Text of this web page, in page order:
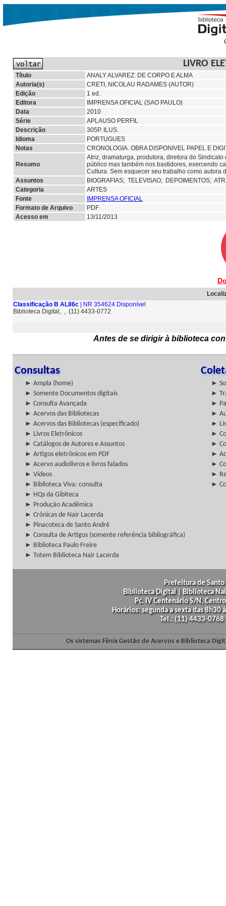
LIVRO
Título
ANALY ALVAREZ: DE CORPO E ALMA
Autoria(s)
CRETI, NICOLAU RADAMES (AUTOR)
Edição
1 ed.
Editora
IMPRENSA OFICIAL (SAO PAULO)
Data
2010
Série
APLAUSO PERFIL
Descrição
305P. ILUS.
Idioma
PORTUGUES
Notas
CRONOLOGIA. OBRA DISPONIVEL PAPEL E
Resumo
Atriz, dramaturga, produtora, diretora do
público mas também nos bastidores, exercendo
Cultura. Sem esquecer seu trabalho como autora
Assuntos
BIOGRAFIAS; TELEVISAO; DEPOIMENTOS;
Categoria
ARTES
Fonte
IMPRENSA OFICIAL
Formato de Arquivo
PDF
Acesso em
13/11/2013
Classificação B AL86c | NR 354624 Disponível
Biblioteca Digital, , (11) 4433-0772
Antes de se dirigir à biblioteca
Consultas
► Ampla (home)
►
► Somente Documentos digitais
►
► Consulta Avançada
►
► Acervos das Bibliotecas
►
► Acervos das Bibliotecas (especificado)
►
► Livros Eletrônicos
►
► Catálogos de Autores e Assuntos
►
► Artigos eletrônicos em PDF
►
► Acervo audiolivros e livros falados
►
► Vídeos
►
► Biblioteca Viva: consulta
►
► HQs da Gibiteca
► Produção Acadêmica
► Crônicas de Nair Lacerda
► Pinacoteca de Santo André
► Consulta de Artigos (somente referência bibliográfica)
► Biblioteca Paulo Freire
► Totem Biblioteca Nair Lacerda
Prefeitura de
Biblioteca Digital | Biblioteca
Pc. IV Centenário S/N,
Horários: segunda a sexta das
Tel.: (11) 4433-
Os sistemas Fênix Gestão de Acervos e Biblioteca